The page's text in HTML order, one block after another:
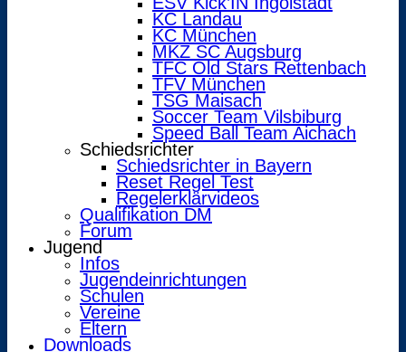
KC Landau
KC München
MKZ SC Augsburg
TFC Old Stars Rettenbach
TFV München
TSG Maisach
Soccer Team Vilsbiburg
Speed Ball Team Aichach
Schiedsrichter
Schiedsrichter in Bayern
Reset Regel Test
Regelerklärvideos
Qualifikation DM
Forum
Jugend
Infos
Jugendeinrichtungen
Schulen
Vereine
Eltern
Downloads